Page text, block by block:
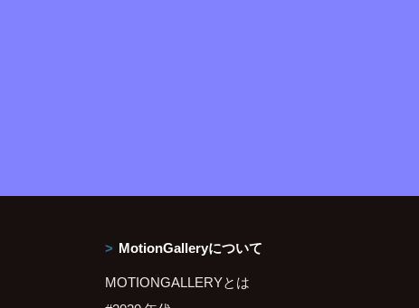
MotionGalleryについて
MOTIONGALLERYとは